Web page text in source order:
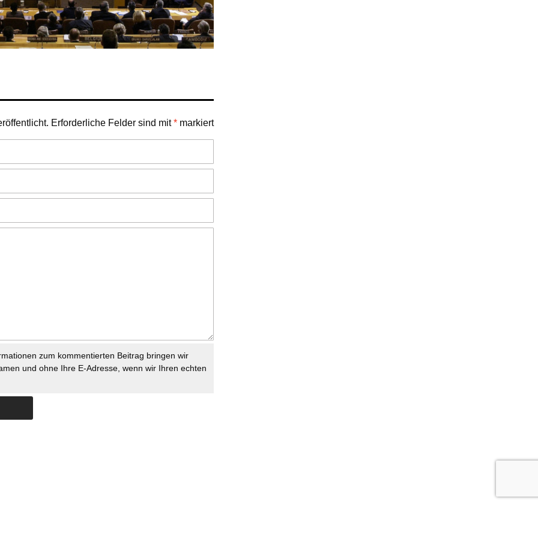
Erforderliche Felder sind mit* markiert
zum kommentierten Beitrag bringen wir
und ohne Ihre E-Adresse, wenn wir Ihren echten